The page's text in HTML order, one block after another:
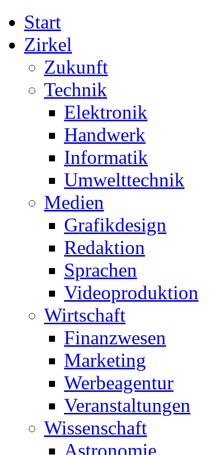
Start
Zirkel
Zukunft
Technik
Elektronik
Handwerk
Informatik
Umwelttechnik
Medien
Grafikdesign
Redaktion
Sprachen
Videoproduktion
Wirtschaft
Finanzwesen
Marketing
Werbeagentur
Veranstaltungen
Wissenschaft
Astronomie